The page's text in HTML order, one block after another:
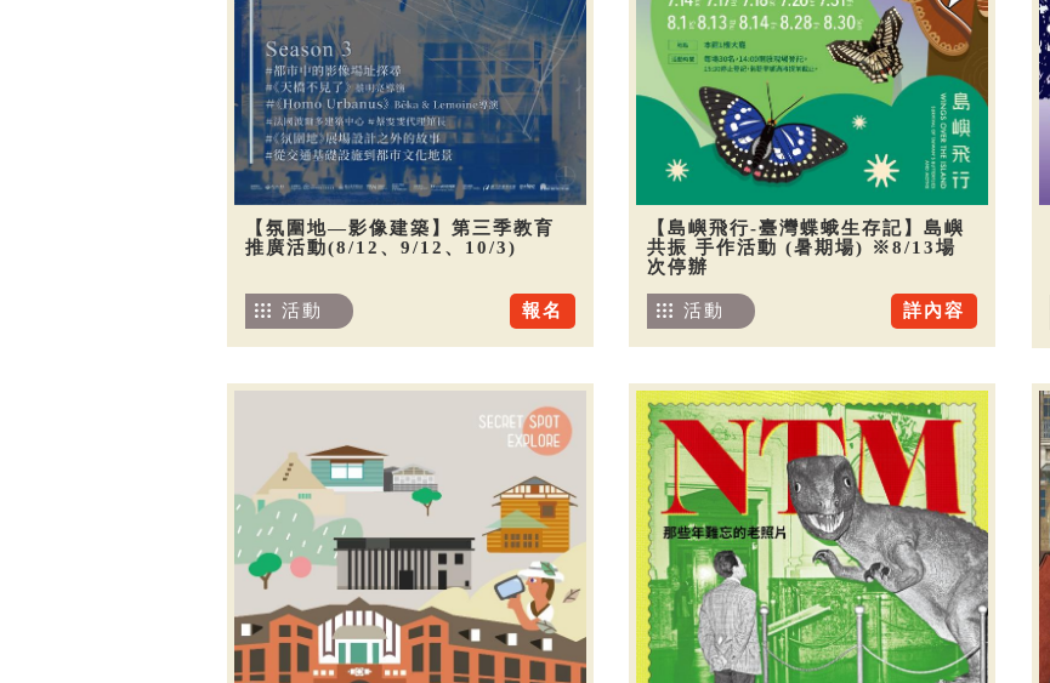
【氛圍地—影像建築】第三季教育
推廣活動(8/12、9/12、10/3)
報名
活動
【島嶼飛行-臺灣蝶蛾生存記】島嶼
共振 手作活動 (暑期場) ※8/13場
次停辦
詳內容
活動